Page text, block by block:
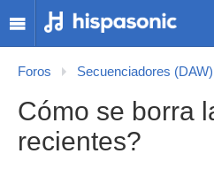
Foros Secuenciadores (DAW)
Cómo se borra
recientes?